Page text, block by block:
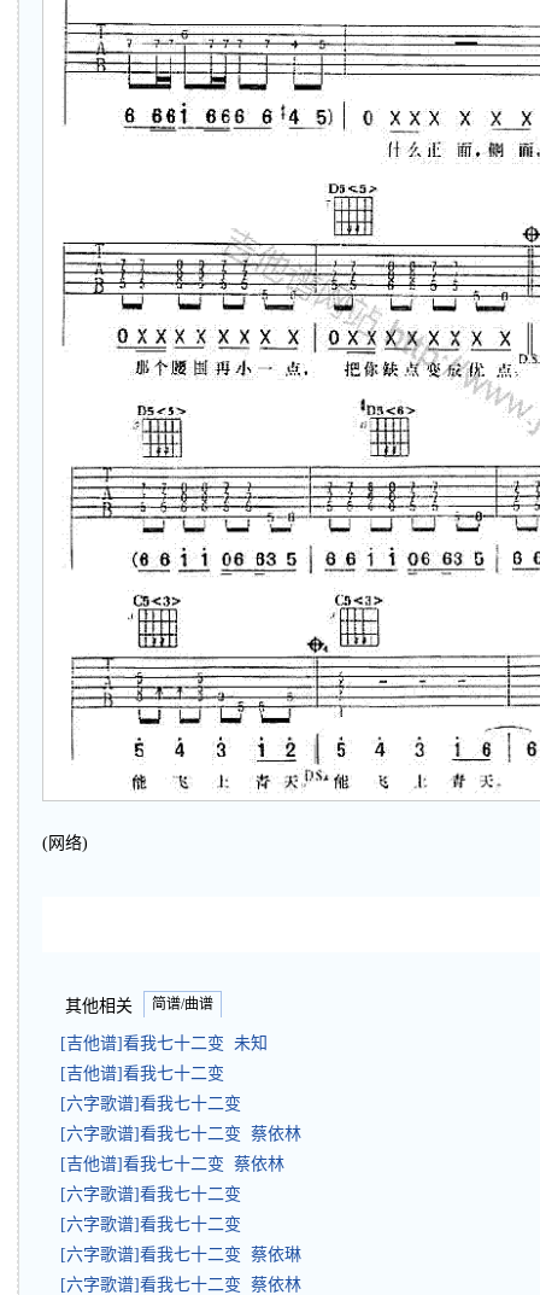
(网络)
其他相关 简谱/曲谱
[吉他谱]看我七十二变 未知
[吉他谱]看我七十二变
[六字歌谱]看我七十二变
[六字歌谱]看我七十二变 蔡依林
[吉他谱]看我七十二变 蔡依林
[六字歌谱]看我七十二变
[六字歌谱]看我七十二变
[六字歌谱]看我七十二变 蔡依琳
[六字歌谱]看我七十二变 蔡依林